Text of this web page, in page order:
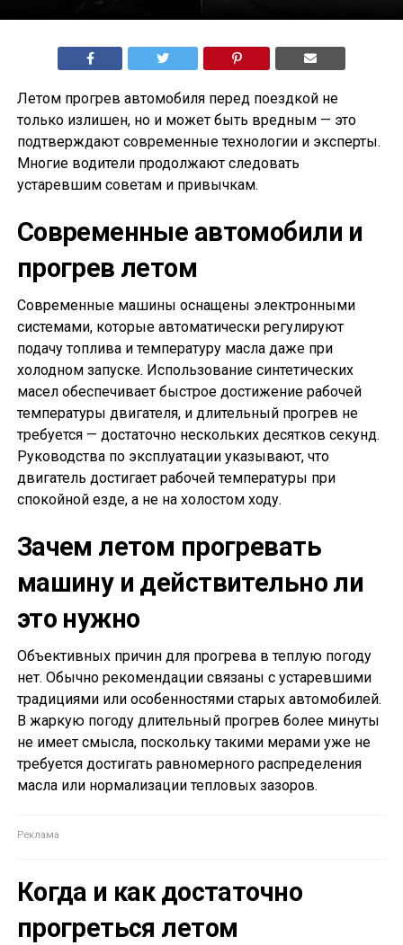
Летом прогрев автомобиля перед поездкой не
только излишен, но и может быть вредным — это
подтверждают современные технологии и эксперты.
Многие водители продолжают следовать
устаревшим советам и привычкам.
Современные автомобили и
прогрев летом
Современные машины оснащены электронными
системами, которые автоматически регулируют
подачу топлива и температуру масла даже при
холодном запуске. Использование синтетических
масел обеспечивает быстрое достижение рабочей
температуры двигателя, и длительный прогрев не
требуется — достаточно нескольких десятков секунд.
Руководства по эксплуатации указывают, что
двигатель достигает рабочей температуры при
спокойной езде, а не на холостом ходу.
Зачем летом прогревать
машину и действительно ли
это нужно
Объективных причин для прогрева в теплую погоду
нет. Обычно рекомендации связаны с устаревшими
традициями или особенностями старых автомобилей.
В жаркую погоду длительный прогрев более минуты
не имеет смысла, поскольку такими мерами уже не
требуется достигать равномерного распределения
масла или нормализации тепловых зазоров.
Когда и как достаточно
прогреться летом